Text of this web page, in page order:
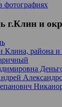
фотографиях
г.Клин и
Клина, района и